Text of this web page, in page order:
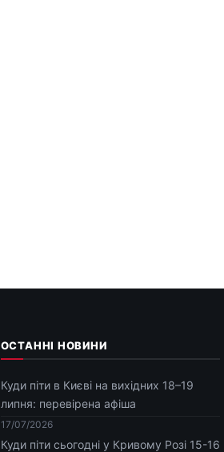
ОСТАННІ НОВИНИ
Куди піти в Києві на вихідних 18–19
липня: перевірена афіша
17/07/2026
Куди піти сьогодні у Кривому Розі 15-16